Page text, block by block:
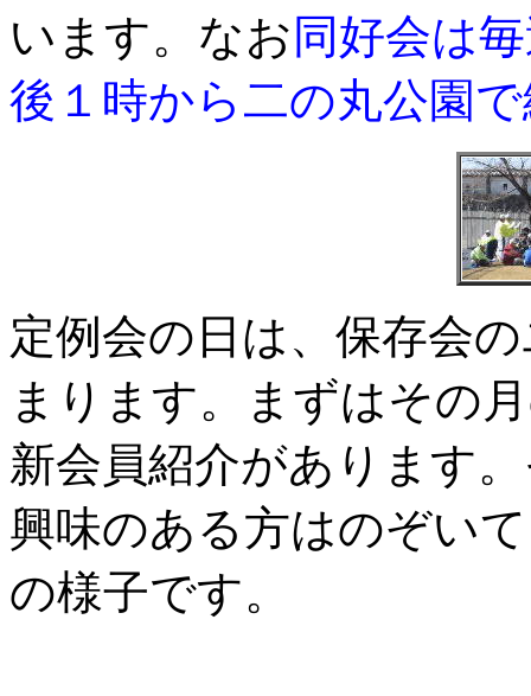
います。なお 同好会は
後１時から二の丸公園
定例会の日は、保存会
まります。まずはその
新会員紹介があります
興味のある方はのぞい
の様子です。